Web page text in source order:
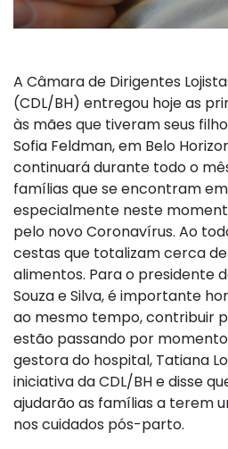
A Câmara de Dirigentes
(CDL/BH) entregou hoje as
às mães que tiveram seus
Sofia Feldman, em Belo
continuará durante todo o
famílias que se encontram
especialmente neste
pelo novo Coronavírus. Ao
cestas que totalizam cerca
alimentos. Para o presidente
Souza e Silva, é importante
ao mesmo tempo, contribuir
estão passando por
gestora do hospital, Tatiana
iniciativa da CDL/BH e disse
ajudarão as famílias a terem
nos cuidados pós-parto.